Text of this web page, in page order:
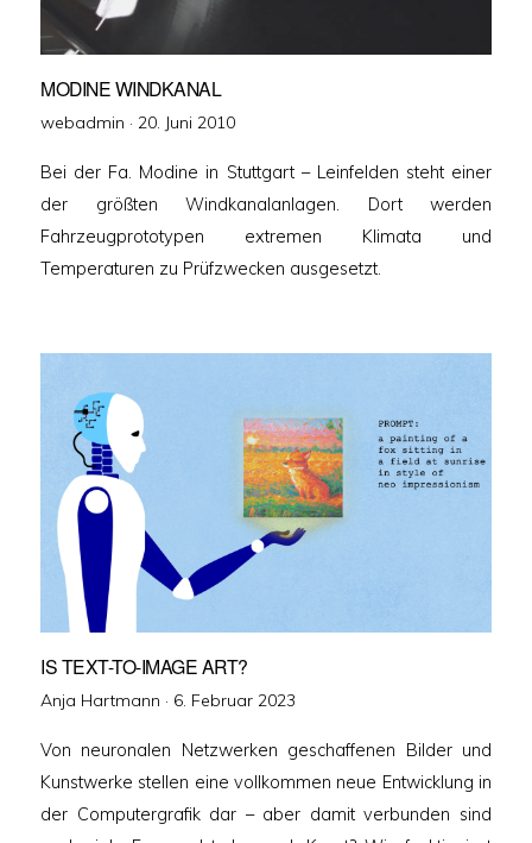
MODINE WINDKANAL
webadmin · Veröffentlicht
20. Juni 2010
Bei der Fa. Modine in Stuttgart – Leinfelden steht einer
der größten Windkanalanlagen. Dort werden
Fahrzeugprototypen extremen Klimata und
Temperaturen zu Prüfzwecken ausgesetzt.
IS TEXT-TO-IMAGE ART?
Anja Hartmann · Veröffentlicht
6. Februar 2023
Von neuronalen Netzwerken geschaffenen Bilder und
Kunstwerke stellen eine vollkommen neue Entwicklung in
der Computergrafik dar – aber damit verbunden sind